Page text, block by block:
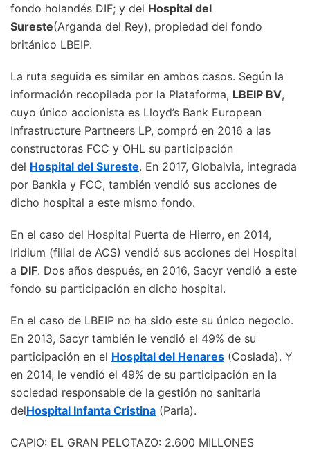
fondo holandés DIF; y del Hospital del
Sureste(Arganda del Rey), propiedad del fondo
británico LBEIP.
La ruta seguida es similar en ambos casos. Según la
información recopilada por la Plataforma, LBEIP BV,
cuyo único accionista es Lloyd’s Bank European
Infrastructure Partneers LP, compró en 2016 a las
constructoras FCC y OHL su participación
del Hospital del Sureste. En 2017, Globalvia, integrada
por Bankia y FCC, también vendió sus acciones de
dicho hospital a este mismo fondo.
En el caso del Hospital Puerta de Hierro, en 2014,
Iridium (filial de ACS) vendió sus acciones del Hospital
a DIF. Dos años después, en 2016, Sacyr vendió a este
fondo su participación en dicho hospital.
En el caso de LBEIP no ha sido este su único negocio.
En 2013, Sacyr también le vendió el 49% de su
participación en el Hospital del Henares (Coslada). Y
en 2014, le vendió el 49% de su participación en la
sociedad responsable de la gestión no sanitaria
delHospital Infanta Cristina (Parla).
CAPIO: EL GRAN PELOTAZO: 2.600 MILLONES